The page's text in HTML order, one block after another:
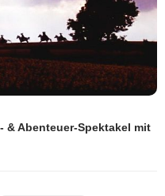
& Abenteuer-Spektakel mit